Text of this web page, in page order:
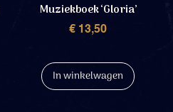
Muziekboek ‘Gloria’
Prijs
€ 13,50
In winkelwagen